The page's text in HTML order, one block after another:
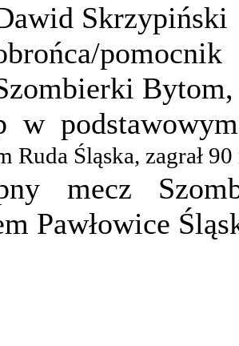
Skrzypiński
pomocnik
w
Ruda Śląska, zagrał
mecz
Pawłowice